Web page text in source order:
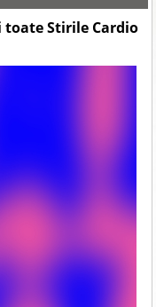
toate Stirile Cardio